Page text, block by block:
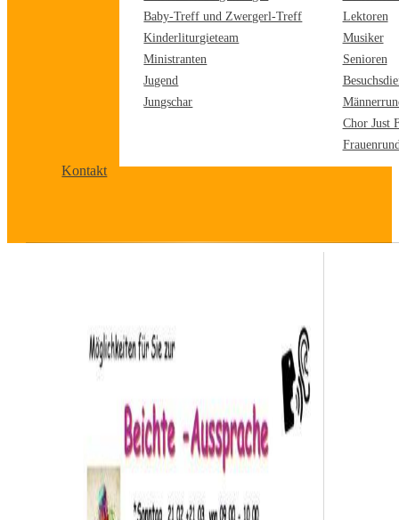
Baby-Treff und Zwergerl-Treff
Kinderliturgieteam
Ministranten
Jugend
Jungschar
Lektoren
Musiker
Senioren
Chor Just
Kontakt